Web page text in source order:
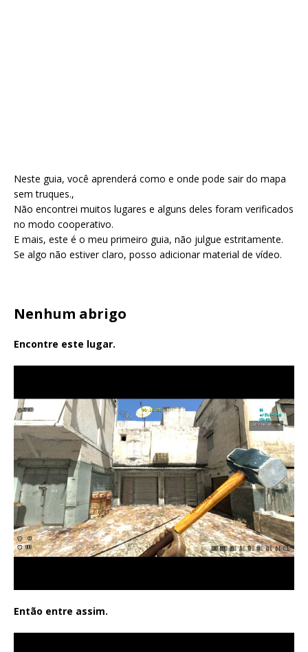
Neste guia, você aprenderá como e onde pode sair do mapa
sem truques.,
Não encontrei muitos lugares e alguns deles foram verificados
no modo cooperativo.
E mais, este é o meu primeiro guia, não julgue estritamente.
Se algo não estiver claro, posso adicionar material de vídeo.
Nenhum abrigo
Encontre este lugar.
Então entre assim.